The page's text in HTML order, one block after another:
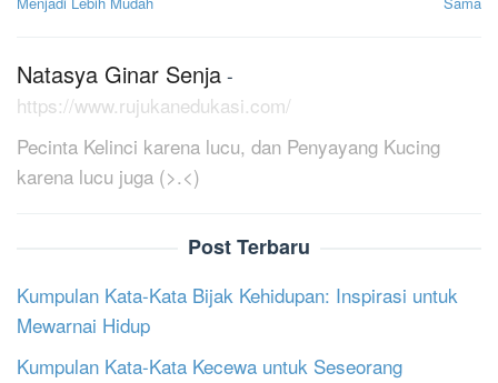
Natasya Ginar Senja -
https://www.rujukanedukasi.com/
Pecinta Kelinci karena lucu, dan Penyayang Kucing
karena lucu juga (>.<)
Post Terbaru
Kumpulan Kata-Kata Bijak Kehidupan: Inspirasi untuk
Mewarnai Hidup
Kumpulan Kata-Kata Kecewa untuk Seseorang